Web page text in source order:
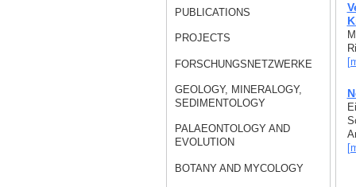
PUBLICATIONS
PROJECTS
FORSCHUNGSNETZWERKE
GEOLOGY, MINERALOGY,
SEDIMENTOLOGY
PALAEONTOLOGY AND
EVOLUTION
BOTANY AND MYCOLOGY